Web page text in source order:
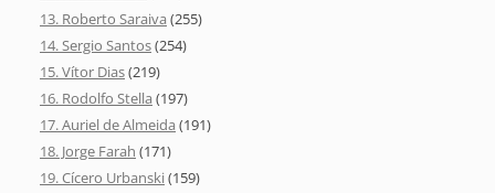
13. Roberto Saraiva (255)
14. Sergio Santos(254)
15. Vítor Dias(219)
16. Rodolfo Stella (197)
17. Auriel de Almeida (191)
18. Jorge Farah (171)
19. Cícero Urbanski(159)